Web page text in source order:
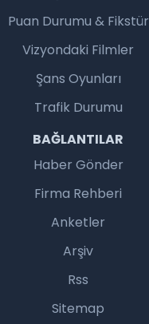
Puan Durumu & Fikstür
Vizyondaki Filmler
Şans Oyunları
Trafik Durumu
BAĞLANTILAR
Haber Gönder
Firma Rehberi
Anketler
Arşiv
Rss
Sitemap